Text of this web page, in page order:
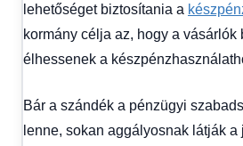
lehetőséget biztosítania a
kormány célja az, hogy a vásárlók
élhessenek a
Bár a szándék a pénzügyi
lenne, sokan aggályosnak látják a